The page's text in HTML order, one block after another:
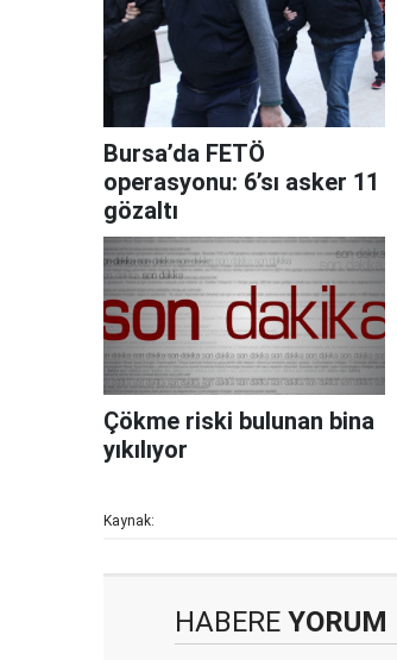
Bursa’da FETÖ
operasyonu: 6’sı asker 11
gözaltı
Çökme riski bulunan bina
yıkılıyor
Kaynak:
HABERE YORUM